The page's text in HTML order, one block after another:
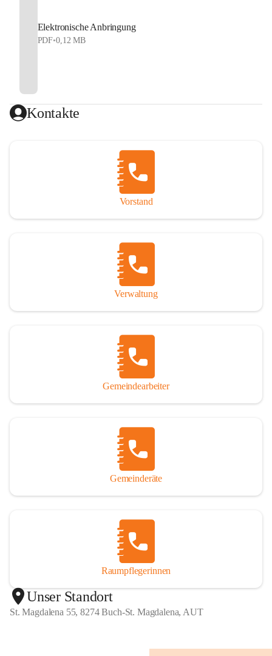
Elektronische Anbringung
PDF•0,12 MB
Kontakte
Vorstand
Verwaltung
Gemeindearbeiter
Gemeinderäte
Raumpflegerinnen
Unser Standort
St. Magdalena 55, 8274 Buch-St. Magdalena, AUT